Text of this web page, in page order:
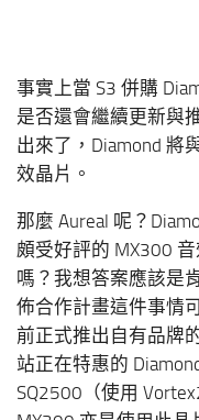
事實上當 S3 併購
是否還會繼續更新與
出來了，Diamond 將
效晶片。
那麼 Aureal 呢？
頗受好評的 MX300
嗎？我想答案應該是
佈合作計畫這件事情
前正式推出自有品牌
站正在特惠的
SQ2500（使用